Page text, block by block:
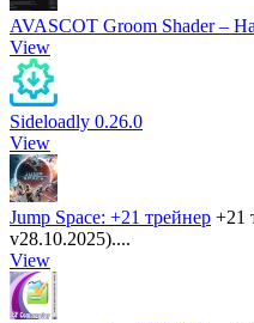
AVASCOT Groom Shader –
View
Sideloadly 0.26.0
View
Jump Space: +21 трейнер +21
v28.10.2025)....
View